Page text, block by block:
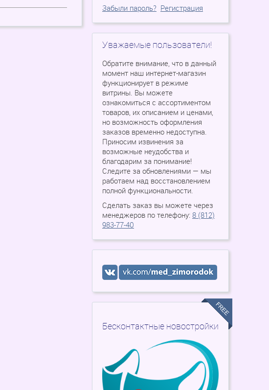
Забыли пароль? Регистрация
Уважаемые пользователи!
Обратите внимание, что в данный
момент наш интернет-магазин
функционирует в режиме
витрины. Вы можете
ознакомиться с ассортиментом
товаров, их описанием и ценами,
но возможность оформления
заказов временно недоступна.
Приносим извинения за
возможные неудобства и
благодарим за понимание!
Следите за обновлениями — мы
работаем над восстановлением
полной функциональности.
Сделать заказ вы можете через
менеджеров по телефону: 8 (812)
983-77-40
Бесконтактные новостройки